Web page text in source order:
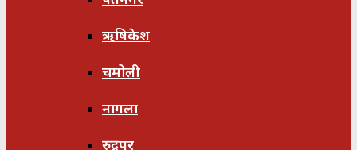
ऋषिकेश
चमोली
नागला
रुद्रपुर